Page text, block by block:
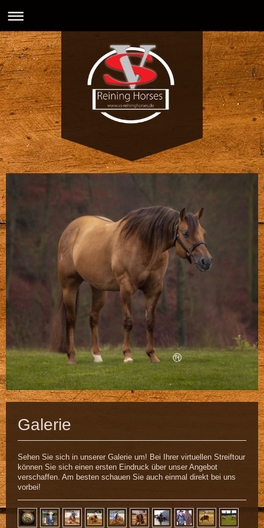
Galerie
Sehen Sie sich in unserer Galerie um! Bei Ihrer virtuellen Streiftour
können Sie sich einen ersten Eindruck über unser Angebot
verschaffen. Am besten schauen Sie auch einmal direkt bei uns
vorbei!